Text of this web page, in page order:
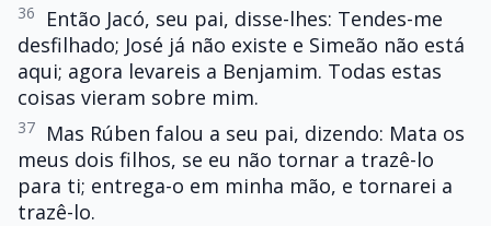
36
Então Jacó, seu pai, disse-lhes: Tendes-me
desfilhado; José já não existe e Simeão não está
aqui; agora levareis a Benjamim. Todas estas
coisas vieram sobre mim.
37
Mas Rúben falou a seu pai, dizendo: Mata os
meus dois filhos, se eu não tornar a trazê-lo
para ti; entrega-o em minha mão, e tornarei a
trazê-lo.